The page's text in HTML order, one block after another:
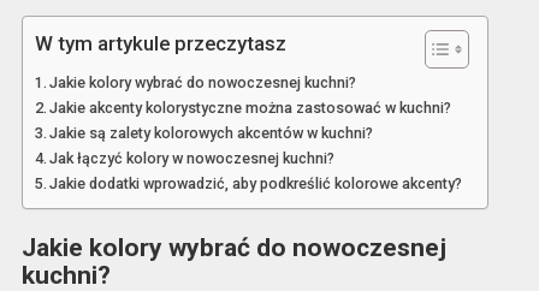
W tym artykule przeczytasz
Jakie kolory wybrać do nowoczesnej kuchni?
Jakie akcenty kolorystyczne można zastosować w kuchni?
Jakie są zalety kolorowych akcentów w kuchni?
Jak łączyć kolory w nowoczesnej kuchni?
Jakie dodatki wprowadzić, aby podkreślić kolorowe akcenty?
Jakie kolory wybrać do nowoczesnej
kuchni?